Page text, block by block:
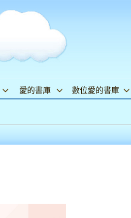
愛的書庫 數位愛的書庫